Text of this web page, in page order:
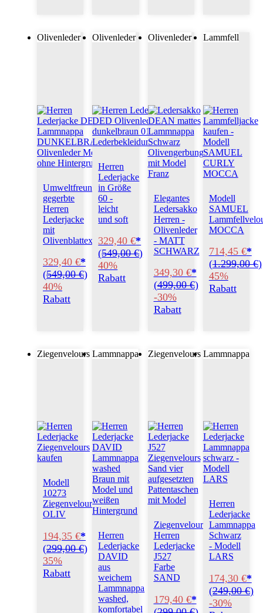
Olivenleder
Umweltfreundlich
gegerbte
Herren
Lederjacke
mit
Olivenblattextrakt
329,40 €*
(549,00 €)
40%
Rabatt
Olivenleder
Herren
Lederjacke
in Größe
60 -
leicht
und soft
329,40 €*
(549,00 €)
40%
Rabatt
Olivenleder
Elegantes
Ledersakko
Herren -
Olivenleder
- MATT
SCHWARZ
349,30 €*
(499,00 €)
-30%
Rabatt
Lammfell
Modell
SAMUEL
MOCCA
714,45 €*
(1.299,00 €)
45%
Rabatt
Ziegenvelours
Modell
10273
Ziegenvelours
OLIV
194,35 €*
(299,00 €)
35%
Rabatt
Lammnappa
Herren
Lederjacke
DAVID
aus
weichem
Lammnappa
washed,
komfortabel
Ziegenvelours
Ziegenvelours
Herren
Lederjacke
J527
Farbe
SAND
179,40 €*
Lammnappa
Herren
Lederjacke
Lammnappa
Schwarz
- Modell
LARS
174,30 €*
(249,00 €)
-30%